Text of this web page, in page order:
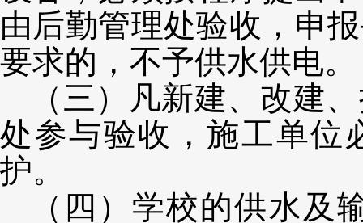
由后勤管理处验收，申
要求的，不予供水供电。
（三）凡新建、改建
处参与验收，施工单位
护。
（四）学校的供水及